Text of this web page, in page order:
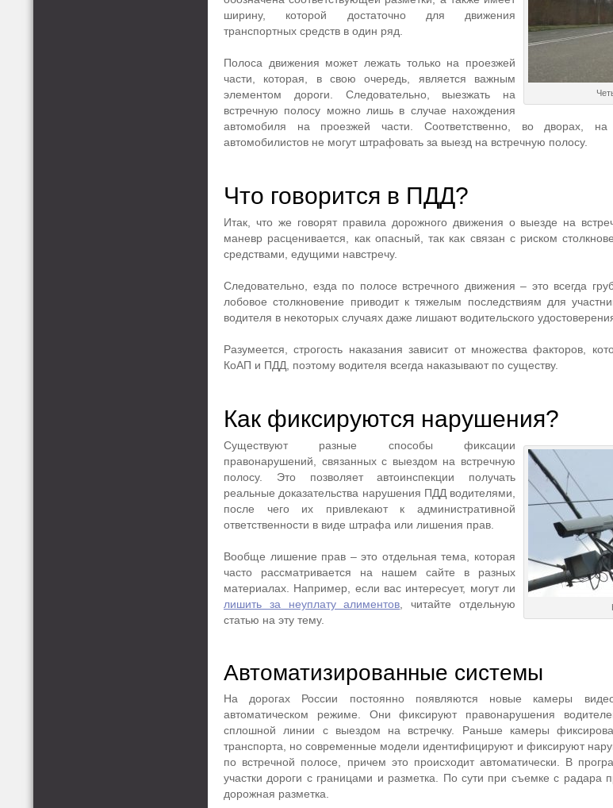
ширину, которой достаточно для движения
транспортных средств в один ряд.
Полоса движения может лежать только на проезжей
части, которая, в свою очередь, является важным
элементом дороги. Следовательно, выезжать на
встречную полосу можно лишь в случае нахождения
автомобиля на проезжей части. Соответственно, во дворах,
автомобилистов не могут штрафовать за выезд на встречную полосу.
Что говорится в ПДД?
Итак, что же говорят правила дорожного движения о выезде на
маневр расценивается, как опасный, так как связан с риском
средствами, едущими навстречу.
Следовательно, езда по полосе встречного движения – это всегда
лобовое столкновение приводит к тяжелым последствиям для
водителя в некоторых случаях даже лишают водительского
Разумеется, строгость наказания зависит от множества факторов,
КоАП и ПДД, поэтому водителя всегда наказывают по существу.
Как фиксируются нарушения?
Существуют разные способы фиксации
правонарушений, связанных с выездом на встречную
полосу. Это позволяет автоинспекции получать
реальные доказательства нарушения ПДД водителями,
после чего их привлекают к административной
ответственности в виде штрафа или лишения прав.
Вообще лишение прав – это отдельная тема, которая
часто рассматривается на нашем сайте в разных
материалах. Например, если вас интересует, могут ли
лишить за неуплату алиментов , читайте отдельную
статью на эту тему.
Автоматизированные системы
На дорогах России постоянно появляются новые камеры
автоматическом режиме. Они фиксируют правонарушения
сплошной линии с выездом на встречку. Раньше камеры
транспорта, но современные модели идентифицируют и фиксируют
по встречной полосе, причем это происходит автоматически. В
участки дороги с границами и разметка. По сути при съемке с радара
дорожная разметка.